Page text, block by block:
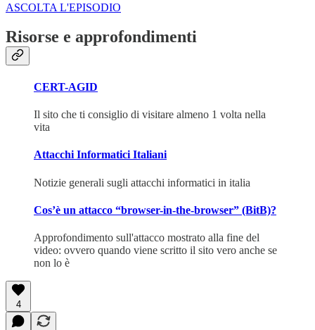
ASCOLTA L'EPISODIO
Risorse e approfondimenti
CERT-AGID
Il sito che ti consiglio di visitare almeno 1 volta nella
vita
Attacchi Informatici Italiani
Notizie generali sugli attacchi informatici in italia
Cos’è un attacco “browser-in-the-browser” (BitB)?
Approfondimento sull'attacco mostrato alla fine del
video: ovvero quando viene scritto il sito vero anche se
non lo è
4